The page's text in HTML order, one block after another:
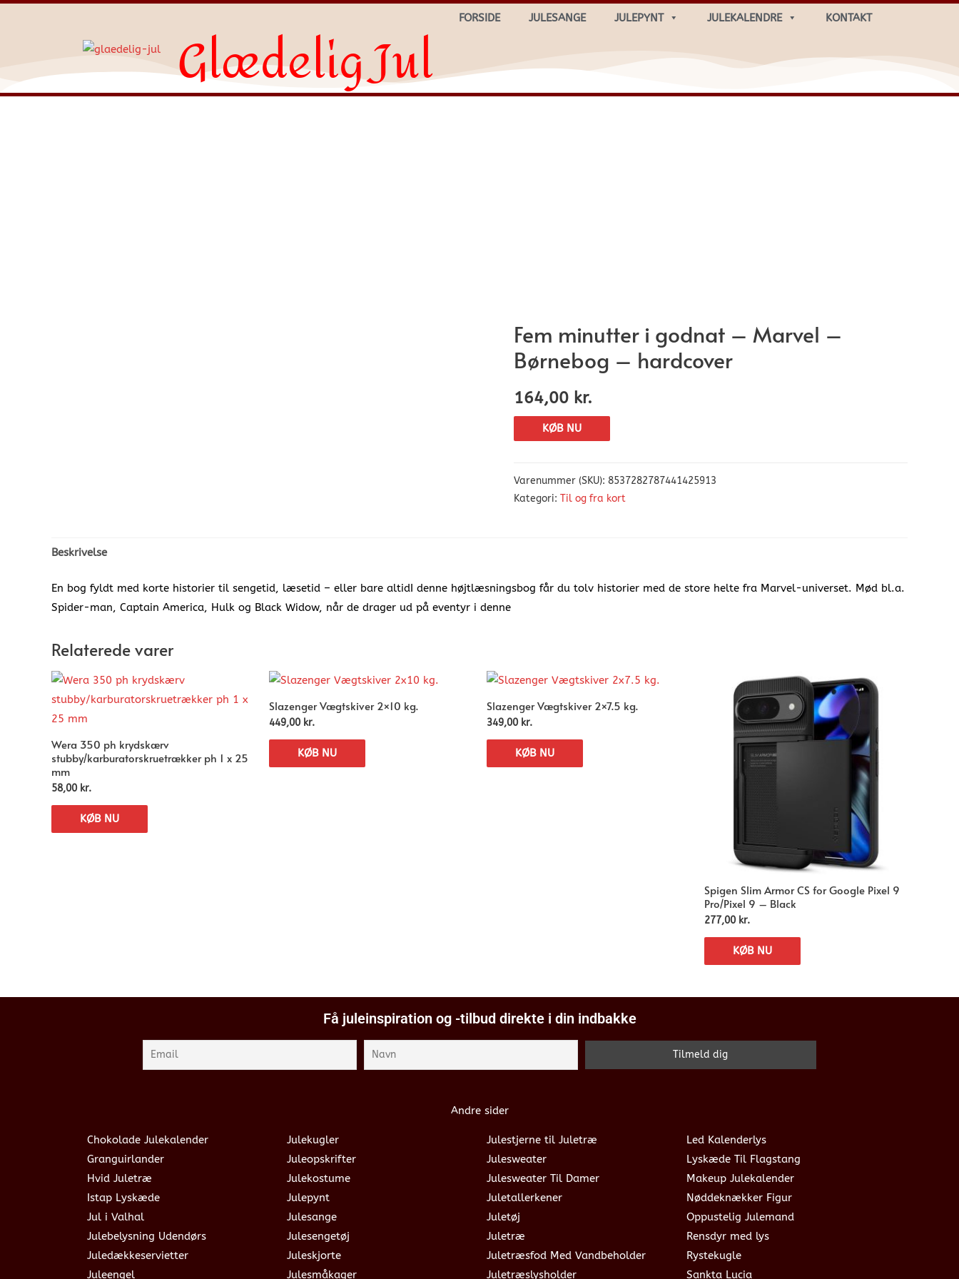
FORSIDE JULESANGE JULEPYNT JULEKALENDRE KONTAKT
Glædelig Jul
Fem minutter i godnat – Marvel –
Børnebog – hardcover
164,00 kr.
KØB NU
Varenummer (SKU): 8537282787441425913
Kategori: Til og fra kort
Beskrivelse
En bog fyldt med korte historier til sengetid, læsetid – eller bare altidI denne højtlæsningsbog får du tolv historier med de store helte fra Marvel-universet. Mød bl.a.
Spider-man, Captain America, Hulk og Black Widow, når de drager ud på eventyr i denne
Relaterede varer
Wera 350 ph krydskærv
stubby/karburatorskruetrækker ph 1 x 25
mm
58,00 kr.
KØB NU
Slazenger Vægtskiver 2×10 kg.
449,00 kr.
KØB NU
Slazenger Vægtskiver 2×7.5 kg.
349,00 kr.
KØB NU
Spigen Slim Armor CS for Google Pixel 9
Pro/Pixel 9 – Black
277,00 kr.
KØB NU
Få juleinspiration og -tilbud direkte i din indbakke
Andre sider
Chokolade Julekalender
Granguirlander
Hvid Juletræ
Istap Lyskæde
Jul i Valhal
Julebelysning Udendørs
Juledækkeservietter
Juleengel
Julekugler
Juleopskrifter
Julekostume
Julepynt
Julesange
Julesengetøj
Juleskjorte
Julesmåkager
Julestjerne til Juletræ
Julesweater
Julesweater Til Damer
Juletallerkener
Juletøj
Juletræ
Juletræsfod Med Vandbeholder
Juletræslysholder
Led Kalenderlys
Lyskæde Til Flagstang
Makeup Julekalender
Nøddeknækker Figur
Oppustelig Julemand
Rensdyr med lys
Rystekugle
Sankta Lucia